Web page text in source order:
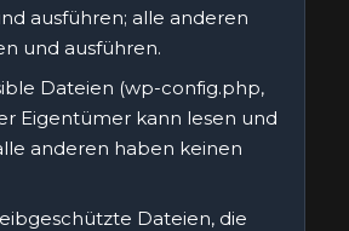
ausführen; alle anderen
und ausführen.
Dateien (wp-config.php,
Eigentümer kann lesen und
anderen haben keinen
Dateien, die